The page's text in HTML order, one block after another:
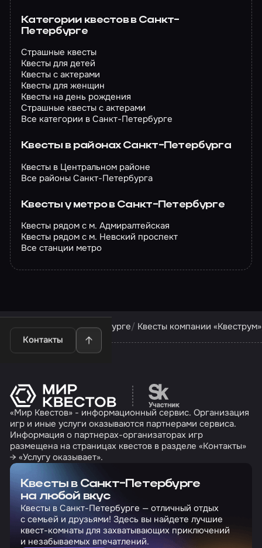
Категории квестов в Санкт-
Петербурге
Страшные квесты
Квесты для детей
Квесты с актерами
Квесты для женщин
Квесты на день рождения
Страшные квесты с актерами
Все категории в Санкт-Петербурге
Квесты в районах Санкт-Петербурга
Квесты в Центральном районе
Все районы Санкт-Петербурга
Квесты у метро в Санкт-Петербурге
Квесты рядом с м. Адмиралтейская
Квесты рядом с м. Невский проспект
Все станции метро
Контакты
Квесты в Санкт-Петербурге Квесты компании «Квеструм»
Перейти на сайт
«Мир Квестов» - информационный сервис. Организация
игр и иные услуги оказываются партнерами сервиса.
Информация о партнерах-организаторах игр
размещена на страницах квестов в разделе «Контакты»
→ «Услугу оказывает».
Квесты в Санкт-Петербурге
на любой вкус
Квесты в Санкт-Петербурге — отличный отдых
с семьей и друзьями! Здесь вы найдете лучшие
квест-комнаты для захватывающих приключений
и незабываемых впечатлений.